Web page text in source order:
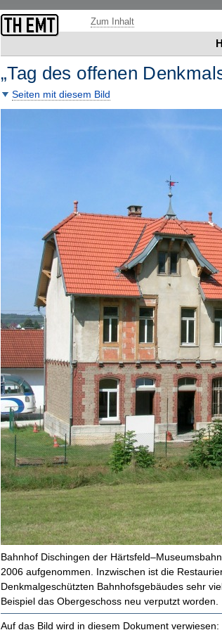
Zum Inhalt
„Tag des offenen
Seiten mit diesem Bild
Bahnhof Dischingen der
2006 aufgenommen. Inzwischen ist die
Denkmalgeschützten Bahnhofsgebäudes sehr
Beispiel das Obergeschoss neu verputzt worden.
Auf das Bild wird in diesem Dokument verwiesen: